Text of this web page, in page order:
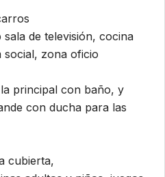
de televisión, cocina
social, zona oficio
principal con baño, y
con ducha para las
cubierta,